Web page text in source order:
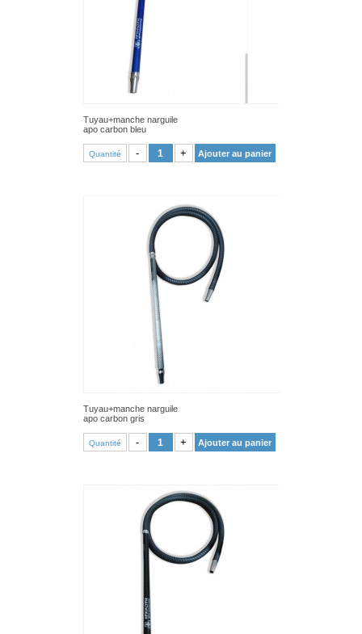
Tuyau+manche narguile
apo carbon bleu
Quantité - + Ajouter au panier
Tuyau+manche narguile
apo carbon gris
Quantité - + Ajouter au panier